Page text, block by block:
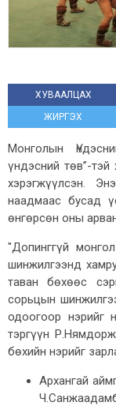
ХУВААЛЦАХ
ЖИРГЭХ
Монголын
үндэсний төв”-тэй
хэрэгжүүлсэн.
наадмаас бусад
өнгөрсөн оны
"Допинггүй
шинжилгээнд
таван бөхөөс
сорьцын
одоогоор нэрийг
тэргүүн
бөхийн нэрийг
Архангай